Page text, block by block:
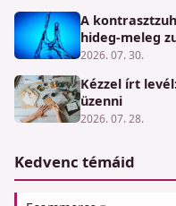
A
hideg-meleg
2026. 07. 30.
Kézzel írt
üzenni
2026. 07. 28.
Kedvenc témáid